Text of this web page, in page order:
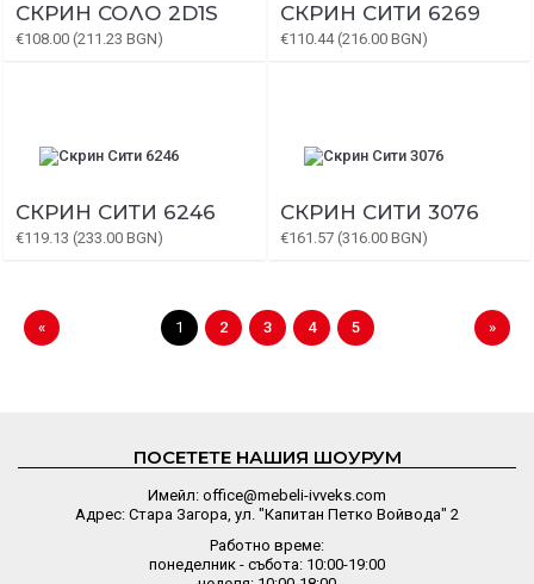
СКРИН СОЛО 2D1S
€108.00 (211.23 BGN)
СКРИН СИТИ 6269
€110.44 (216.00 BGN)
СКРИН СИТИ 6246
€119.13 (233.00 BGN)
СКРИН СИТИ 3076
€161.57 (316.00 BGN)
« 1 2 3 4 5 »
ПОСЕТЕТЕ НАШИЯ ШОУРУМ
Имейл: office@mebeli-ivveks.com
Адрес: Стара Загора, ул. "Капитан Петко Войвода" 2
Работно време:
понеделник - събота: 10:00-19:00